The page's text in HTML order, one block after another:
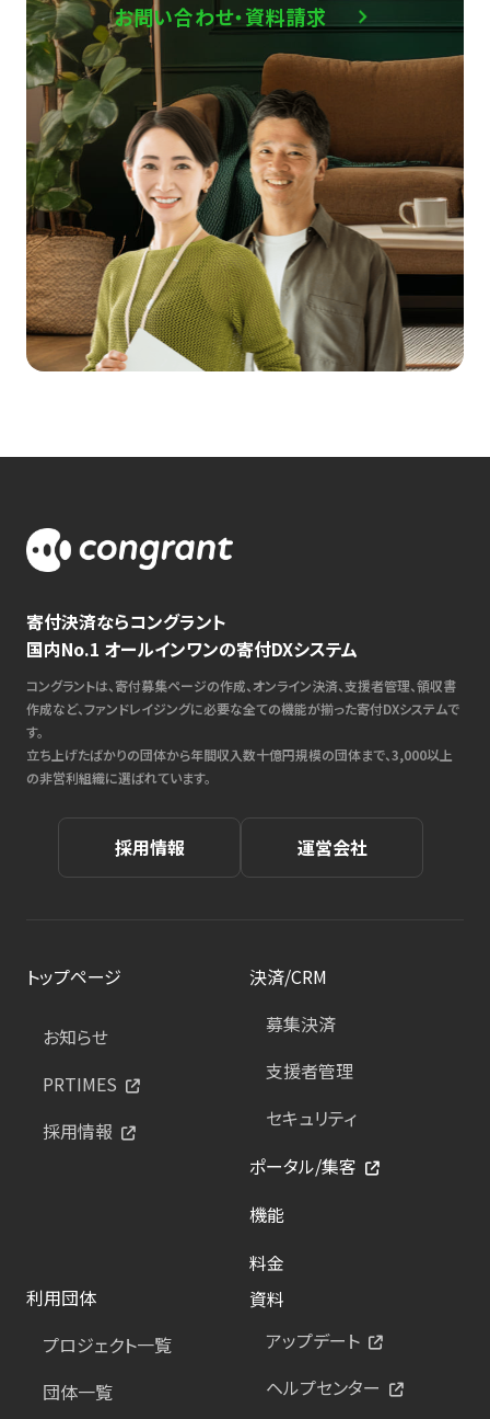
お問い合わせ・資料請求
寄付決済ならコングラント
国内No.1 オールインワンの寄付DXシステム
コングラントは、寄付募集ページの作成、オンライン決済、支援者管理、領収書
作成など、ファンドレイジングに必要な全ての機能が揃った寄付DXシステムで
す。
立ち上げたばかりの団体から年間収入数十億円規模の団体まで、3,000以上
の非営利組織に選ばれています。
採用情報 運営会社
トップページ
お知らせ
PRTIMES
採用情報
決済/CRM
募集決済
支援者管理
セキュリティ
ポータル/集客
機能
料金
利用団体
プロジェクト一覧
団体一覧
資料
アップデート
ヘルプセンター